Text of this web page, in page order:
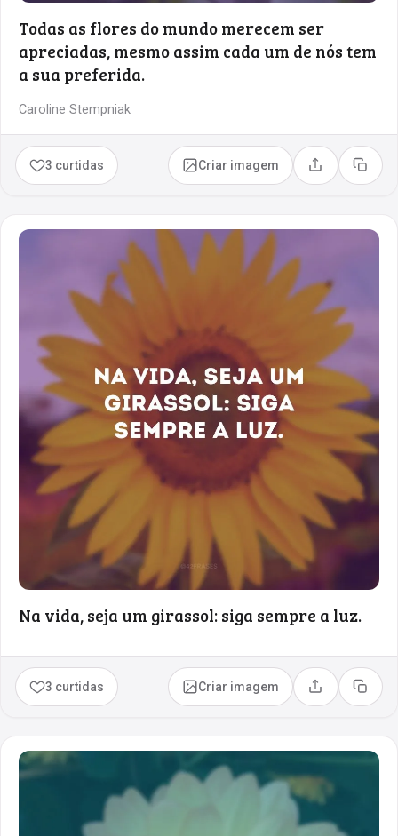
Todas as flores do mundo merecem ser
apreciadas, mesmo assim cada um de nós tem
a sua preferida.
Caroline Stempniak
3 curtidas Criar imagem Compartilhar
Copiar
Na vida, seja um girassol: siga sempre a luz.
3 curtidas Criar imagem Compartilhar
Copiar